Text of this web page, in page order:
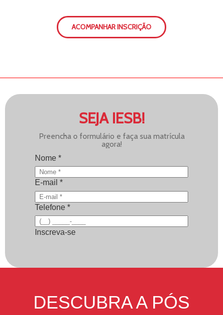
ACOMPANHAR INSCRIÇÃO
SEJA IESB!
Preencha o formulário e faça sua matrícula
agora!
Nome *
E-mail *
Telefone *
Inscreva-se
DESCUBRA A PÓS